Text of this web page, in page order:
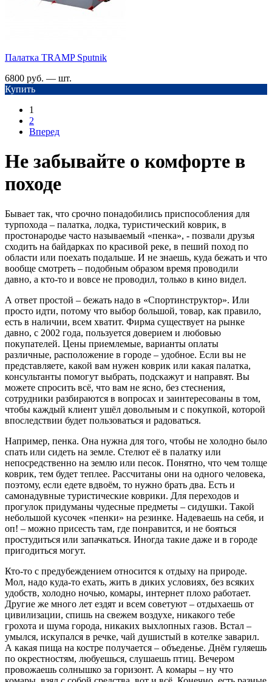
Палатка TRАMP Sputnik
6800 руб. — шт.
Купить
1
2
Вперед
Не забывайте о комфорте в
походе
Бывает так, что срочно понадобились приспособления для
турпохода – палатка, лодка, туристический коврик, в
простонародье часто называемый «пенка», - позвали друзья
сходить на байдарках по красивой реке, в пеший поход по
области или поехать подальше. И не знаешь, куда бежать и что
вообще смотреть – подобным образом время проводили
давно, а кто-то и вовсе не проводил, только в кино видел.
А ответ простой – бежать надо в «Спортинструктор». Или
просто идти, потому что выбор большой, товар, как правило,
есть в наличии, всем хватит. Фирма существует на рынке
давно, с 2002 года, пользуется доверием и любовью
покупателей. Цены приемлемые, варианты оплаты
различные, расположение в городе – удобное. Если вы не
представляете, какой вам нужен коврик или какая палатка,
консультанты помогут выбрать, подскажут и направят. Вы
можете спросить всё, что вам не ясно, без стеснения,
сотрудники разбираются в вопросах и заинтересованы в том,
чтобы каждый клиент ушёл довольным и с покупкой, которой
впоследствии будет пользоваться и радоваться.
Например, пенка. Она нужна для того, чтобы не холодно было
спать или сидеть на земле. Стелют её в палатку или
непосредственно на землю или песок. Понятно, что чем толще
коврик, тем будет теплее. Рассчитаны они на одного человека,
поэтому, если едете вдвоём, то нужно брать два. Есть и
самонадувные туристические коврики. Для переходов и
прогулок придуманы чудесные предметы – сидушки. Такой
небольшой кусочек «пенки» на резинке. Надеваешь на себя, и
оп! – можно присесть там, где понравится, и не бояться
простудиться или запачкаться. Иногда такие даже и в городе
пригодиться могут.
Кто-то с предубеждением относится к отдыху на природе.
Мол, надо куда-то ехать, жить в диких условиях, без всяких
удобств, холодно ночью, комары, интернет плохо работает.
Другие же много лет ездят и всем советуют – отдыхаешь от
цивилизации, спишь на свежем воздухе, никакого тебе
грохота и шума города, никаких выхлопных газов. Встал –
умылся, искупался в речке, чай душистый в котелке заварил.
А какая пища на костре получается – объеденье. Днём гуляешь
по окрестностям, любуешься, слушаешь птиц. Вечером
провожаешь солнышко за горизонт. А комары – ну что